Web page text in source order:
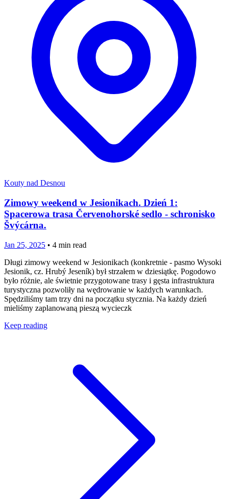
Kouty nad Desnou
Zimowy weekend w Jesionikach. Dzień 1:
Spacerowa trasa Červenohorské sedlo - schronisko
Švýcárna.
Jan 25, 2025 • 4 min read
Długi zimowy weekend w Jesionikach (konkretnie - pasmo Wysoki
Jesionik, cz. Hrubý Jeseník) był strzałem w dziesiątkę. Pogodowo
było różnie, ale świetnie przygotowane trasy i gęsta infrastruktura
turystyczna pozwoliły na wędrowanie w każdych warunkach.
Spędziliśmy tam trzy dni na początku stycznia. Na każdy dzień
mieliśmy zaplanowaną pieszą wycieczk
Keep reading